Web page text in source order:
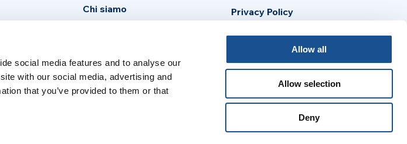
social media features and to analyse our
with our social media, advertising and
that you’ve provided to them or that
Allow all
Allow selection
Deny
Chi siamo
Press area
Privacy Policy
Avviso Legale